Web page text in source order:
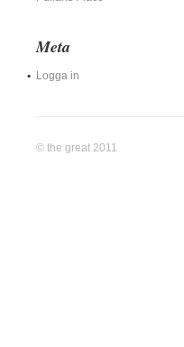
Meta
Logga in
© the great 2011